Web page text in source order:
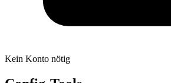
Kein Konto nötig